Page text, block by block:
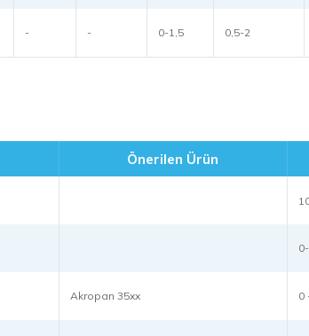
- - 0-1,5 0,5-2
Önerilen Ürün
Akropan 35xx 0